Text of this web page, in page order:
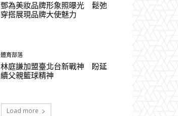
鄧為美妝品牌形象照曝光 鬆弛
穿搭展現品牌大使魅力
體育部落
林庭謙加盟臺北台新戰神 盼延
續父親籃球精神
Load more